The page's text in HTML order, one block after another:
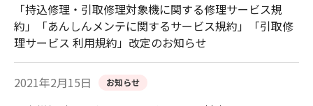
「持込修理・引取修理対象機に関する修理サービス規
約」「あんしんメンテに関するサービス規約」「引取修
理サービス 利用規約」改定のお知らせ
2021年2月15日 お知らせ